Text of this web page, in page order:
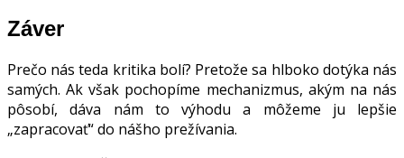
Záver
Prečo nás teda kritika bolí? Pretože sa hlboko dotýka nás
samých. Ak však pochopíme mechanizmus, akým na nás
pôsobí, dáva nám to výhodu a môžeme ju lepšie
„zapracovať“ do nášho prežívania.